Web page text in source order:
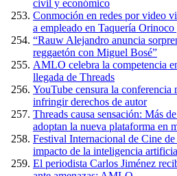
civil y económico
Conmoción en redes por video
a empleado en Taquería
“Rauw Alejandro anuncia
reggaetón con Miguel Bosé”
AMLO celebra la competencia
llegada de Threads
YouTube censura la
infringir derechos de autor
Threads causa sensación: Más
adoptan la nueva plataforma en
Festival Internacional de Cine
impacto de la inteligencia
El periodista Carlos Jiménez